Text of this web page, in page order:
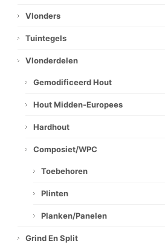
Vlonders
Tuintegels
Vlonderdelen
Gemodificeerd Hout
Hout Midden-Europees
Hardhout
Composiet/WPC
Toebehoren
Plinten
Planken/panelen
Grind En Split